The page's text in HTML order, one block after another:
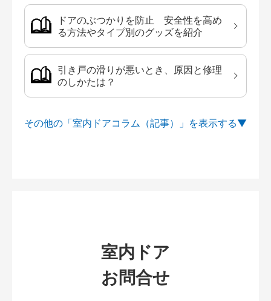
ドアのぶつかりを防止 安全性を高め
る方法やタイプ別のグッズを紹介
引き戸の滑りが悪いとき、原因と修理
のしかたは？
その他の「室内ドアコラム（記事）」を
室内ドア
お問合せ